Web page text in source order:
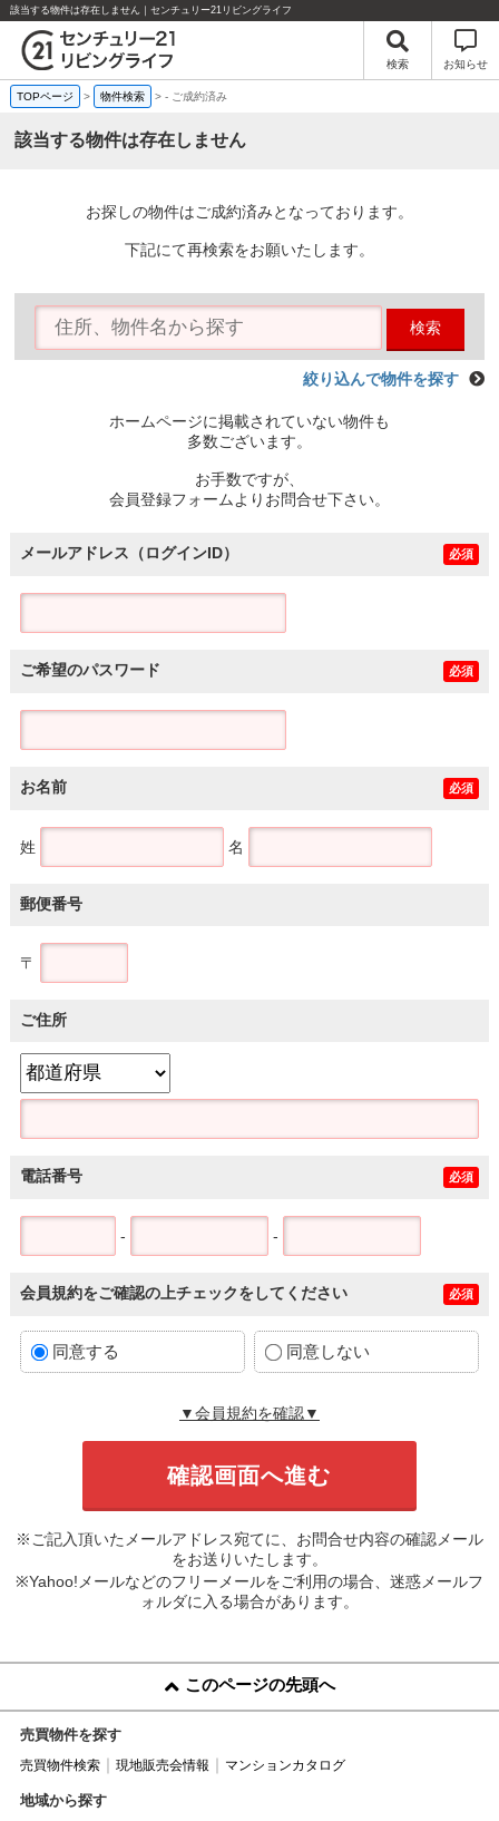
該当する物件は存在しません｜センチュリー21リビングライフ
検索 お知らせ
TOPページ > 物件検索 >- ご成約済み
該当する物件は存在しません
お探しの物件はご成約済みとなっております。
下記にて再検索をお願いたします。
検索
絞り込んで物件を探す
ホームページに掲載されていない物件も
多数ございます。
お手数ですが、
会員登録フォームよりお問合せ下さい。
メールアドレス（ログインID） 必須
ご希望のパスワード 必須
お名前 必須
姓 名
郵便番号
〒
ご住所
電話番号 必須
- -
会員規約をご確認の上チェックをしてください 必須
同意する 同意しない
▼会員規約を確認▼
※ご記入頂いたメールアドレス宛てに、お問合せ内容の確認メール
をお送りいたします。
※Yahoo!メールなどのフリーメールをご利用の場合、迷惑メールフ
ォルダに入る場合があります。
このページの先頭へ
売買物件を探す
売買物件検索 現地販売会情報 マンションカタログ
地域から探す